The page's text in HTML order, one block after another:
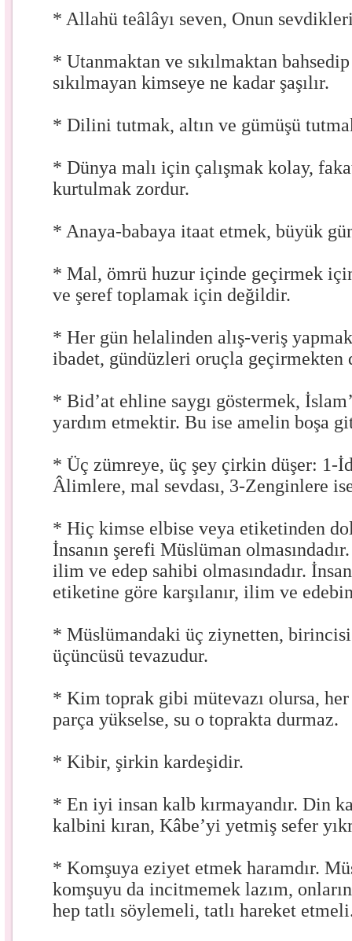
* Allahü teâlâyı seven, Onun
* Utanmaktan ve sıkılmaktan
sıkılmayan kimseye ne kadar şaşılır.
* Dilini tutmak, altın ve gümüşü
* Dünya malı için çalışmak kolay,
kurtulmak zordur.
* Anaya-babaya itaat etmek, büyük
* Mal, ömrü huzur içinde geçirmek
ve şeref toplamak için değildir.
* Her gün helalinden alış-veriş
ibadet, gündüzleri oruçla geçirmekten
* Bid’at ehline saygı göstermek,
yardım etmektir. Bu ise amelin boşa
* Üç zümreye, üç şey çirkin düşer: 1-
Âlimlere, mal sevdası, 3-Zenginlere
* Hiç kimse elbise veya etiketinden
İnsanın şerefi Müslüman
ilim ve edep sahibi olmasındadır.
etiketine göre karşılanır, ilim ve
* Müslümandaki üç ziynetten,
üçüncüsü tevazudur.
* Kim toprak gibi mütevazı olursa,
parça yükselse, su o toprakta durmaz.
* Kibir, şirkin kardeşidir.
* En iyi insan kalb kırmayandır. Din
kalbini kıran, Kâbe’yi yetmiş sefer
* Komşuya eziyet etmek haramdır.
komşuyu da incitmemek lazım,
hep tatlı söylemeli, tatlı hareket